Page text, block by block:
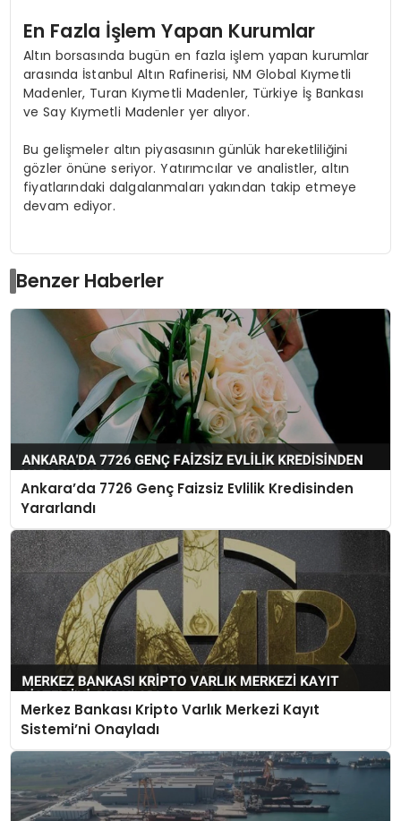
En Fazla İşlem Yapan Kurumlar
Altın borsasında bugün en fazla işlem yapan kurumlar
arasında İstanbul Altın Rafinerisi, NM Global Kıymetli
Madenler, Turan Kıymetli Madenler, Türkiye İş Bankası
ve Say Kıymetli Madenler yer alıyor.
Bu gelişmeler altın piyasasının günlük hareketliliğini
gözler önüne seriyor. Yatırımcılar ve analistler, altın
fiyatlarındaki dalgalanmaları yakından takip etmeye
devam ediyor.
Benzer Haberler
Ankara’da 7726 Genç Faizsiz Evlilik Kredisinden
Yararlandı
Merkez Bankası Kripto Varlık Merkezi Kayıt
Sistemi’ni Onayladı